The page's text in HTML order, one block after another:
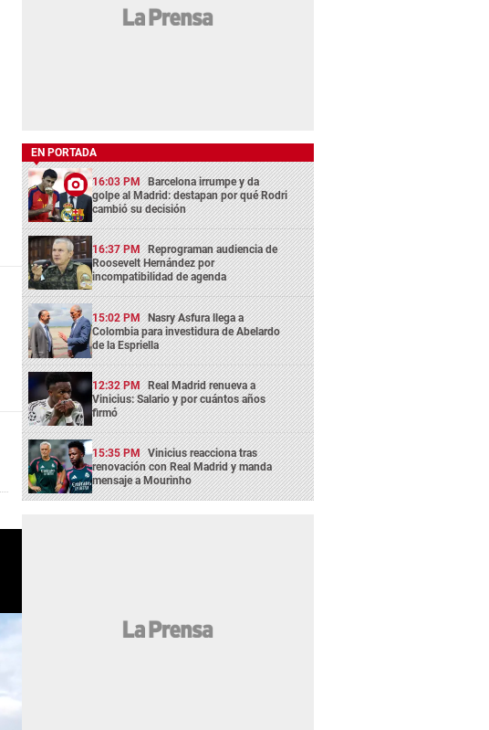
EN PORTADA
16:03 PM Barcelona irrumpe y da
golpe al Madrid: destapan por qué Rodri
cambió su decisión
16:37 PM Reprograman audiencia de
Roosevelt Hernández por
incompatibilidad de agenda
15:02 PM Nasry Asfura llega a
Colombia para investidura de Abelardo
de la Espriella
12:32 PM Real Madrid renueva a
Vinicius: Salario y por cuántos años
firmó
15:35 PM Vinicius reacciona tras
renovación con Real Madrid y manda
mensaje a Mourinho